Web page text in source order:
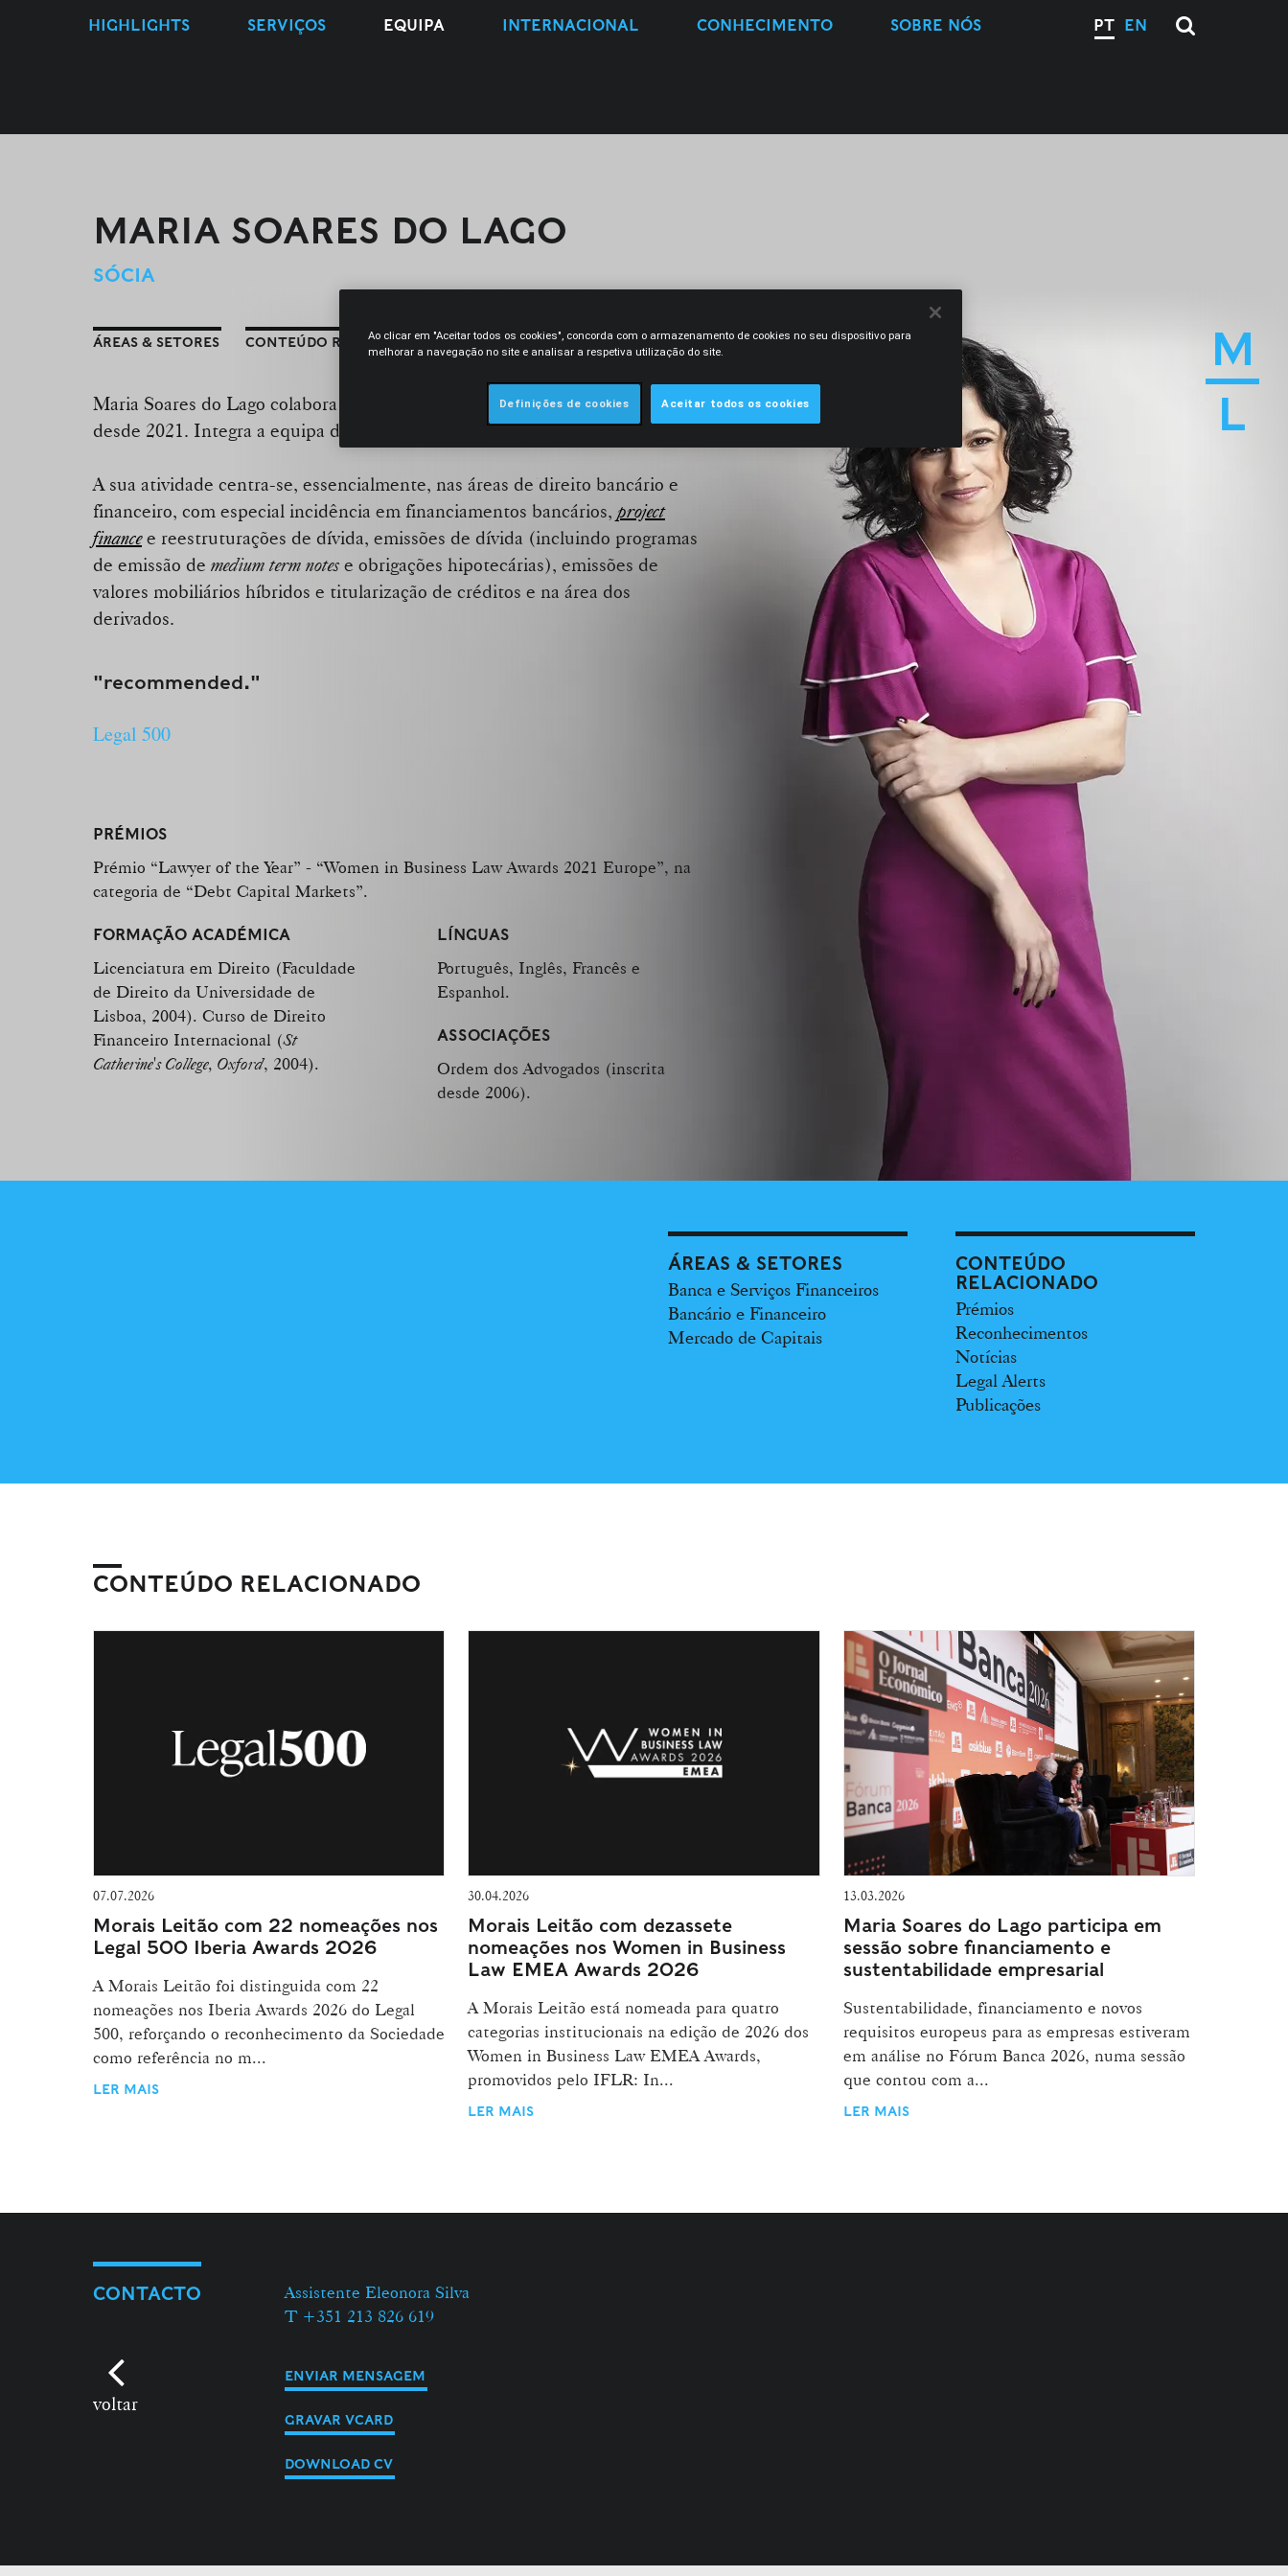
M
L
HIGHLIGHTS SERVIÇOS EQUIPA INTERNACIONAL CONHECIMENTO SOBRE NÓS PT EN
MARIA SOARES DO LAGO
SÓCIA
ÁREAS & SETORES CONTEÚDO RELACIONADO CONTACTO
Maria Soares do Lago colabora com a Morais Leitão desde 2004, sendo sócia
desde 2021. Integra a equipa de
bancário e financeiroda Sociedade.
A sua atividade centra-se, essencialmente, nas áreas de direito bancário e
financeiro, com especial incidência em financiamentos bancários, project
financee reestruturações de dívida, emissões de dívida (incluindo programas
de emissão de medium term notes e obrigações hipotecárias), emissões de
valores mobiliários híbridos e titularização de créditos e na área dos
derivados.
"recommended."
Legal 500
PRÉMIOS
Prémio “Lawyer of the Year” - “Women in Business Law Awards 2021 Europe”, na
categoria de “Debt Capital Markets”.
FORMAÇÃO ACADÉMICA
Licenciatura em Direito (Faculdade
de Direito da Universidade de
Lisboa, 2004). Curso de Direito
Financeiro Internacional (St
Catherine's College, Oxford, 2004).
LÍNGUAS
Português, Inglês, Francês e
Espanhol.
ASSOCIAÇÕES
Ordem dos Advogados (inscrita
desde 2006).
ÁREAS & SETORES
Banca e Serviços Financeiros
Bancário e Financeiro
Mercado de Capitais
CONTEÚDO
RELACIONADO
Prémios
Reconhecimentos
Notícias
Legal Alerts
Publicações
CONTEÚDO RELACIONADO
07.07.2026
Morais Leitão com 22 nomeações nos
Legal 500 Iberia Awards 2026
A Morais Leitão foi distinguida com 22
nomeações nos Iberia Awards 2026 do Legal
500, reforçando o reconhecimento da Sociedade
como referência no m...
LER MAIS
30.04.2026
Morais Leitão com dezassete
nomeações nos Women in Business
Law EMEA Awards 2026
A Morais Leitão está nomeada para quatro
categorias institucionais na edição de 2026 dos
Women in Business Law EMEA Awards,
promovidos pelo IFLR: In...
LER MAIS
13.03.2026
Maria Soares do Lago participa em
sessão sobre financiamento e
sustentabilidade empresarial
Sustentabilidade, financiamento e novos
requisitos europeus para as empresas estiveram
em análise no Fórum Banca 2026, numa sessão
que contou com a...
LER MAIS
CONTACTO
voltar
Assistente Eleonora Silva
T +351 213 826 619
ENVIAR MENSAGEM
GRAVAR VCARD
DOWNLOAD CV
Ao clicar em "Aceitar todos os cookies", concorda com o armazenamento de cookies no seu dispositivo para
melhorar a navegação no site e analisar a respetiva utilização do site.
Definições de cookies Aceitar todos os cookies